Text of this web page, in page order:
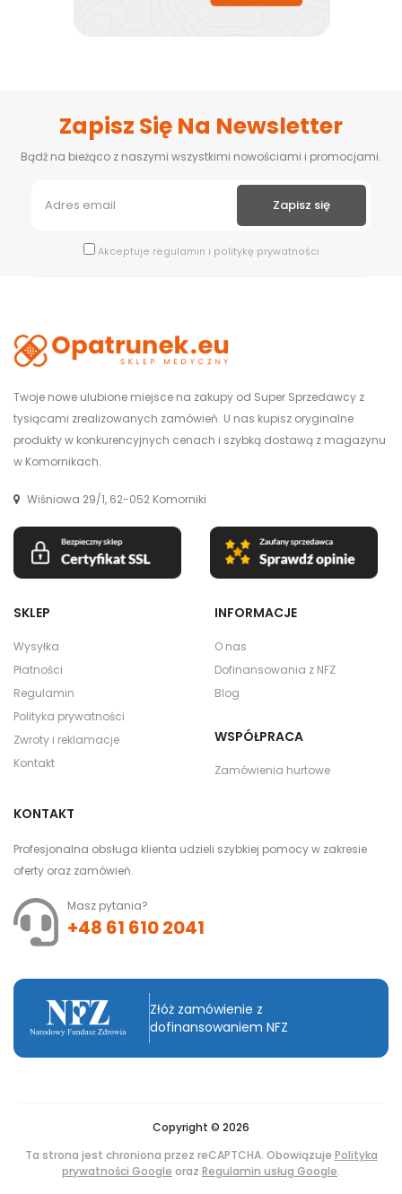
Zapisz Się Na Newsletter
Bądź na bieżąco z naszymi wszystkimi nowościami i promocjami.
Akceptuje regulamin i politykę prywatności
Twoje nowe ulubione miejsce na zakupy od Super Sprzedawcy z
tysiącami zrealizowanych zamówień. U nas kupisz oryginalne
produkty w konkurencyjnych cenach i szybką dostawą z magazynu
w Komornikach.
Wiśniowa 29/1, 62-052 Komorniki
SKLEP
Wysyłka
Płatności
Regulamin
Polityka prywatności
Zwroty i reklamacje
Kontakt
INFORMACJE
O nas
Dofinansowania z NFZ
Blog
WSPÓŁPRACA
Zamówienia hurtowe
KONTAKT
Profesjonalna obsługa klienta udzieli szybkiej pomocy w zakresie
oferty oraz zamówień.
Masz pytania?
+48 61 610 2041
Złóż zamówienie z
dofinansowaniem NFZ
Copyright © 2026
Ta strona jest chroniona przez reCAPTCHA. Obowiązuje Polityka
prywatności Google oraz Regulamin usług Google.